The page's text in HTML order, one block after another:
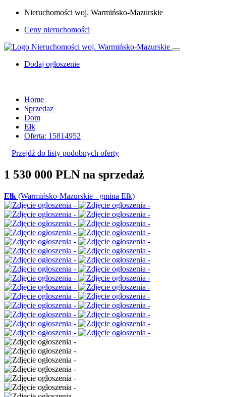
Nieruchomości woj. Warmińsko-Mazurskie
Ceny nieruchomości
Dodaj ogłoszenie
Home
Sprzedaz
Dom
Ełk
Oferta: 15814952
Przejdź do listy podobnych oferty
1 530 000 PLN na sprzedaż
Ełk (Warmińsko-Mazurskie - gmina Ełk)